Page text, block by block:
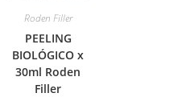
Roden Filler
PEELING
BIOLÓGICO x
30ml Roden
Filler